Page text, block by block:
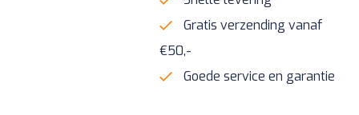
Gratis verzending vanaf
€50,-
Goede service en garantie